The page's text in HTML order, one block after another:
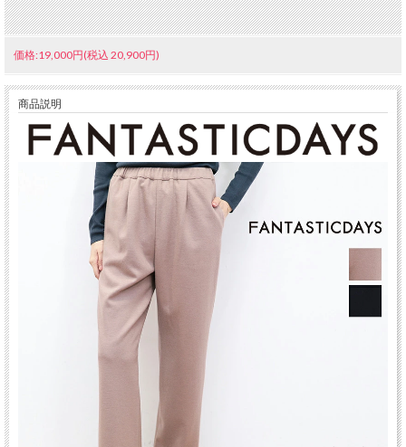
価格:19,000円(税込 20,900円)
商品説明